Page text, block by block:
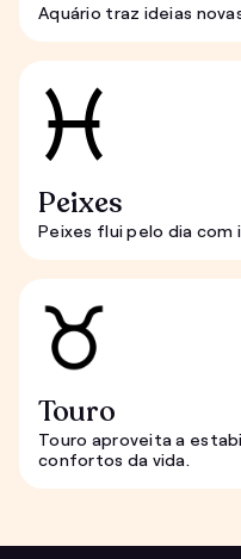
Aquário traz ideias
Peixes
Peixes flui pelo dia
Touro
Touro aproveita a
confortos da vida.